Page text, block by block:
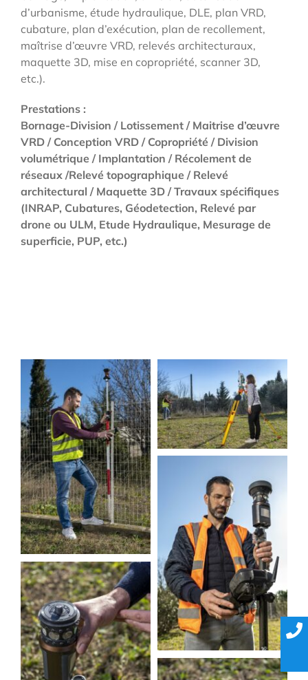
d’urbanisme, étude hydraulique, DLE, plan VRD,
cubature, plan d’exécution, plan de recollement,
maîtrise d’œuvre VRD, relevés architecturaux,
maquette 3D, mise en copropriété, scanner 3D,
etc.).
Prestations :
Bornage-Division / Lotissement / Maitrise d’œuvre
VRD / Conception VRD / Copropriété / Division
volumétrique / Implantation / Récolement de
réseaux /Relevé topographique / Relevé
architectural / Maquette 3D / Travaux spécifiques
(INRAP, Cubatures, Géodetection, Relevé par
drone ou ULM, Etude Hydraulique, Mesurage de
superficie, PUP, etc.)